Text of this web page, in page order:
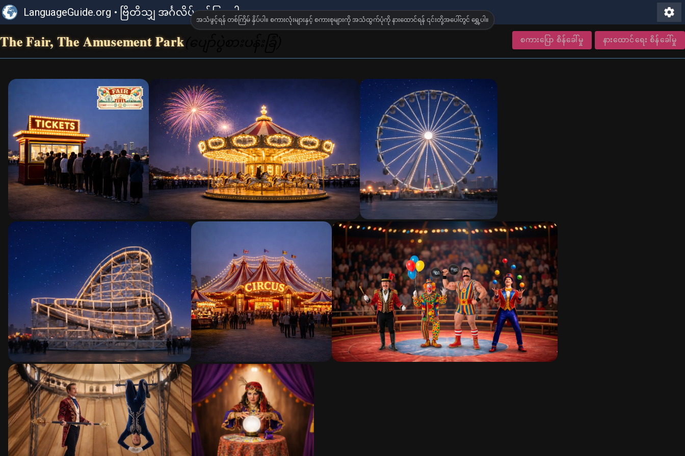
LanguageGuide.org • ဗြိတိသျှ အင်္ဂလိပ် ရုပ်ပြ ဝေါဟာရ settings
The Fair, The Amusement Park စကားပြော စိန်ခေါ်မှု နားထောင်ရေး စိန်ခေါ်မှု
အသံဖွင့်ရန် တစ်ကြိမ် နှိပ်ပါ။ စကားလုံးများနှင့် စကားစုများကို အသံထွက်ပုံကို နားထောင်ရန် ၎င်းတို့အပေါ်တွင် ရွှေ့ပါ။